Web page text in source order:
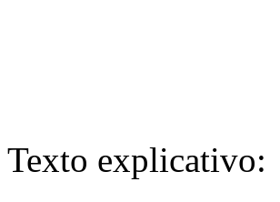
Texto explicativo: